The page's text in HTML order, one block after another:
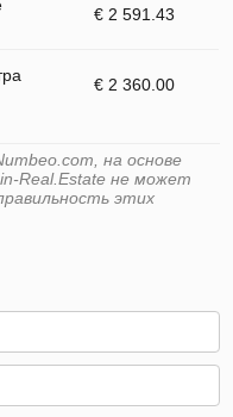
€ 2 591.43
€ 2 360.00
на основе
Real.Estate не может
этих